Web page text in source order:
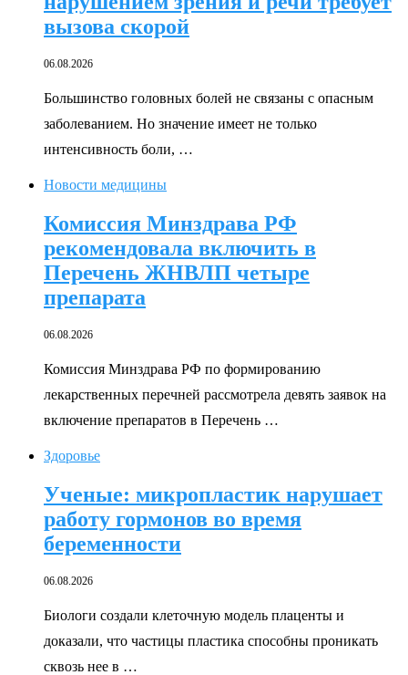
вызова скорой
06.08.2026
Большинство головных болей не связаны с опасным
заболеванием. Но значение имеет не только
интенсивность боли, …
Новости медицины
Комиссия Минздрава РФ
рекомендовала включить в
Перечень ЖНВЛП четыре
препарата
06.08.2026
Комиссия Минздрава РФ по формированию
лекарственных перечней рассмотрела девять заявок на
включение препаратов в Перечень …
Здоровье
Ученые: микропластик нарушает
работу гормонов во время
беременности
06.08.2026
Биологи создали клеточную модель плаценты и
доказали, что частицы пластика способны проникать
сквозь нее в …